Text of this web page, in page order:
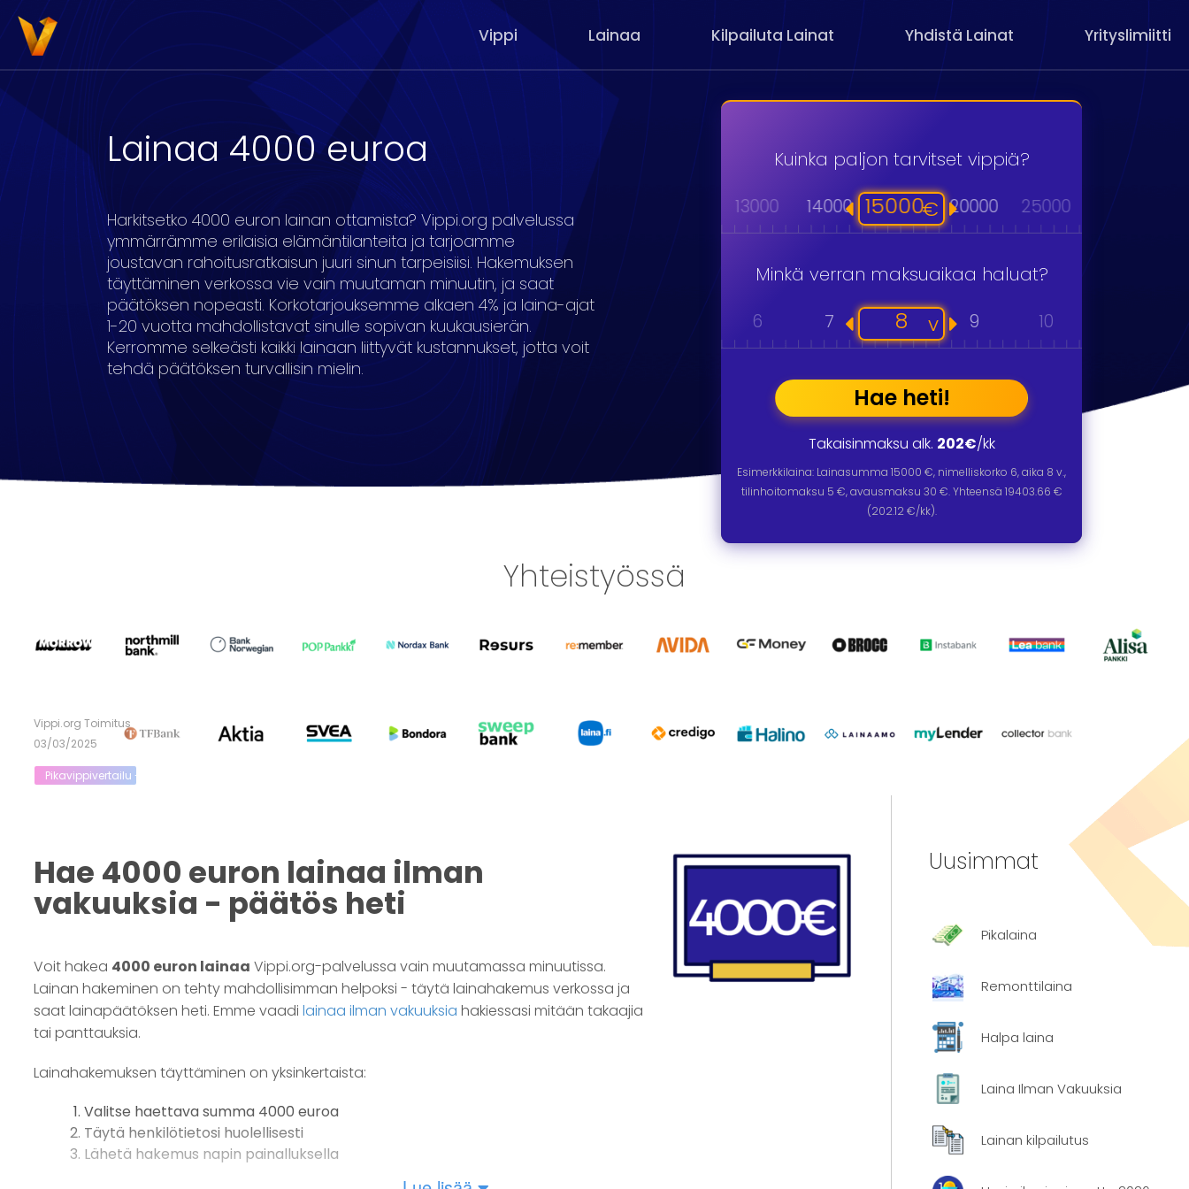
Vippi Lainaa Kilpailuta Lainat Yhdistä Lainat Yrityslimiitti
Lainaa 4000 euroa
Harkitsetko 4000 euron lainan ottamista? Vippi.org palvelussa
ymmärrämme erilaisia elämäntilanteita ja tarjoamme
joustavan rahoitusratkaisun juuri sinun tarpeisiisi. Hakemuksen
täyttäminen verkossa vie vain muutaman minuutin, ja saat
päätöksen nopeasti. Korkotarjouksemme alkaen 4% ja laina-ajat
1-20 vuotta mahdollistavat sinulle sopivan kuukausierän.
Kerromme selkeästi kaikki lainaan liittyvät kustannukset, jotta voit
tehdä päätöksen turvallisin mielin.
Kuinka paljon tarvitset vippiä?
€
3000 4000 8000 9000 11000 13000 14000 15000 20000 25000 30000
Minkä verran maksuaikaa haluat?
v
17 18 19 20 1 2 6 7 8 9 10
Hae heti!
Takaisinmaksu alk. 202€/kk
Esimerkkilaina: Lainasumma15000 €, nimelliskorko 6, aika 8 v.,
tilinhoitomaksu 5 €, avausmaksu 30 €. Yhteensä 19403.66 €
(202.12 €/kk).
Yhteistyössä
Vippi.org Toimitus
03/03/2025
Pikavippivertailu - Vertaa Vippi.org lainoja kilpailijoihin
Hae 4000 euron lainaa ilman
vakuuksia - päätös heti
Voit hakea 4000 euron lainaa Vippi.org-palvelussa vain muutamassa minuutissa.
Lainan hakeminen on tehty mahdollisimman helpoksi - täytä lainahakemus verkossa ja
saat lainapäätöksen heti. Emme vaadi lainaa ilman vakuuksia hakiessasi mitään takaajia
tai panttauksia.
Lainahakemuksen täyttäminen on yksinkertaista:
Valitse haettava summa 4000 euroa
Täytä henkilötietosi huolellisesti
Lähetä hakemus napin painalluksella
Hakemus välitetään automaattisesti useille rahoituslaitoksille, joilta voit saada tarjouksen
Uusimmat
Pikalaina
Remonttilaina
Halpa laina
Laina Ilman Vakuuksia
Lainan kilpailutus